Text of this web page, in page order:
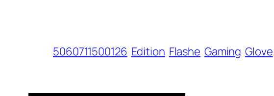
5060711500126 Edition Flashe Gaming Glove